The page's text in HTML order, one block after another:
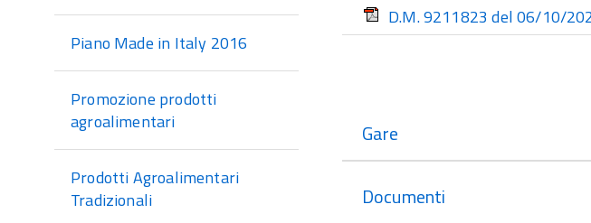
Piano Made in Italy 2016
Promozione prodotti
agroalimentari
Prodotti Agroalimentari
Tradizionali
D.M. 9211823 del 06/10/
Gare
Documenti